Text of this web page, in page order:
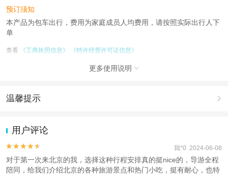
预订须知
本产品为包车出行，费用为家庭成员人均费用，请按照实际出行人下
单
查看 《工商执照信息》 《特许经营许可证信息》
更多使用说明 
温馨提示 
动（如跳伞、潜水、滑雪等）前，请务必仔细阅读
2.为普及旅游安全知识及旅游文明公约，使您的旅程顺利圆满完成，
特制定《去哪儿网旅游安全手册》 ，请您认真阅读并切实遵守。
用户评论

 我*0 2024-06-08
对于第一次来北京的我，选择这种行程安排真的挺nice的，导游全程
陪同，给我们介绍北京的各种旅游景点和热门小吃，挺有耐心，也特